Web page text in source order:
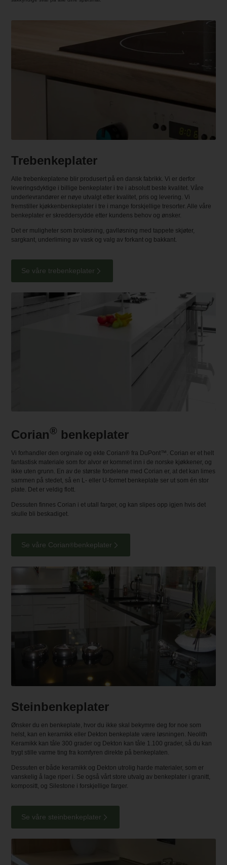
Trebenkeplater
Alle trebenkeplatene blir produsert på en dansk fabrikk. Vi er derfor
leveringsdyktige i billige benkeplater i tre i absolutt beste kvalitet. Våre
underlevrandører er nøye utvalgt etter kvalitet, pris og levering. Vi
fremstiller kjøkkenbenkeplater i tre i mange forskjellige tresorter. Alle våre
benkeplater er skreddersydde etter kundens behov og ønsker.
Det er muligheter som broløsning, gavlløsning med tappete skjøter,
sargkant, underliming av vask og valg av forkant og bakkant.
Se våre trebenkeplater
Corian® benkeplater
Vi forhandler den orginale og ekte Corian® fra DuPont™. Corian er et helt
fantastisk materiale som for alvor er kommet inn i de norske kjøkkener, og
ikke uten grunn. En av de største fordelene med Corian er, at det kan limes
sammen på stedet, så en L- eller U-formet benkeplate ser ut som én stor
plate. Det er veldig flott.
Dessuten finnes Corian i et utall farger, og kan slipes opp igjen hvis det
skulle bli beskadiget.
Se våre Corian ® benkeplater
Steinbenkeplater
Ønsker du en benkeplate, hvor du ikke skal bekymre deg for noe som
helst, kan en keramikk eller Dekton benkeplate være løsningen. Neolith
Keramikk kan tåle 300 grader og Dekton kan tåle 1.100 grader, så du kan
trygt stille varme ting fra komfyren direkte på benkeplaten.
Dessuten er både keramikk og Dekton utrolig harde materialer, som er
vanskelig å lage riper i. Se også vårt store utvalg av benkeplater i granitt,
kompositt, og Silestone i forskjellige farger.
Se våre steinbenkeplater